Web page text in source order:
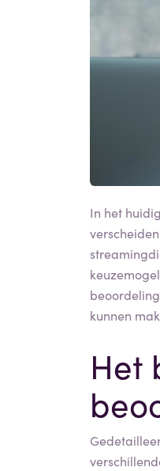
In het
kunnen
Het